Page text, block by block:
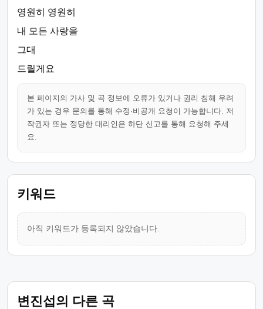
영원히 영원히
내 모든 사랑을
그대
드릴게요
본 페이지의 가사 및 곡 정보에 오류가 있거나 권리 침해 우려
가 있는 경우 문의를 통해 수정·비공개 요청이 가능합니다. 저
작권자 또는 정당한 대리인은 하단 신고를 통해 요청해 주세
요.
키워드
아직 키워드가 등록되지 않았습니다.
변진섭의 다른 곡